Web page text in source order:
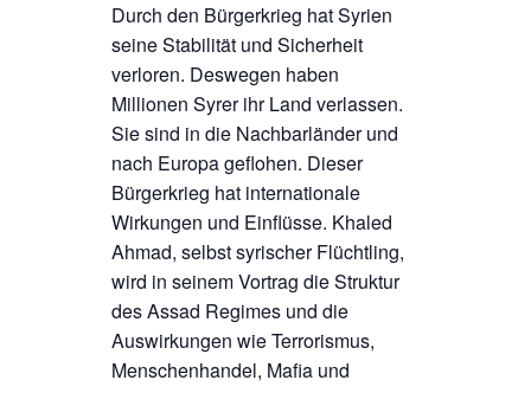
Durch den Bürgerkrieg hat Syrien
seine Stabilität und Sicherheit
verloren. Deswegen haben
Millionen Syrer ihr Land verlassen.
Sie sind in die Nachbarländer und
nach Europa geflohen. Dieser
Bürgerkrieg hat internationale
Wirkungen und Einflüsse. Khaled
Ahmad, selbst syrischer Flüchtling,
wird in seinem Vortrag die Struktur
des Assad Regimes und die
Auswirkungen wie Terrorismus,
Menschenhandel, Mafia und